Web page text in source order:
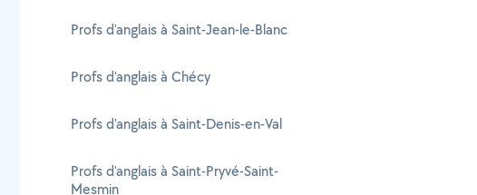
Profs d'anglais à Saint-Jean-le-Blanc
Profs d'anglais à Chécy
Profs d'anglais à Saint-Denis-en-Val
Profs d'anglais à Saint-Pryvé-Saint-
Mesmin